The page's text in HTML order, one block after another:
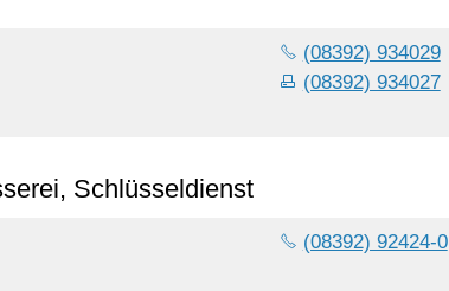
(08392) 934029
(08392) 934027
Schlüsseldienst
(08392) 92424-0